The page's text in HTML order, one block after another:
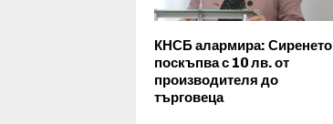
КНСБ алармира: Сиренето
поскъпва с 10 лв. от
производителя до
търговеца